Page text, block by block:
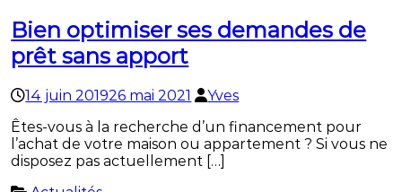
Bien optimiser ses demandes de
prêt sans apport
14 juin 201926 mai 2021
Yves
Êtes-vous à la recherche d’un financement pour
l’achat de votre maison ou appartement ? Si vous ne
disposez pas actuellement […]